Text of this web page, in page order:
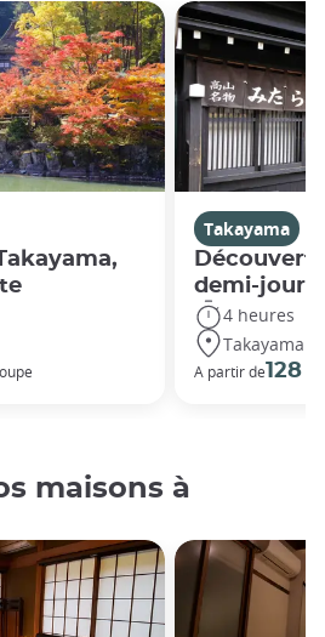
Takayama
demi-
4 heures
Takayama
A partir de128 €
maisons à